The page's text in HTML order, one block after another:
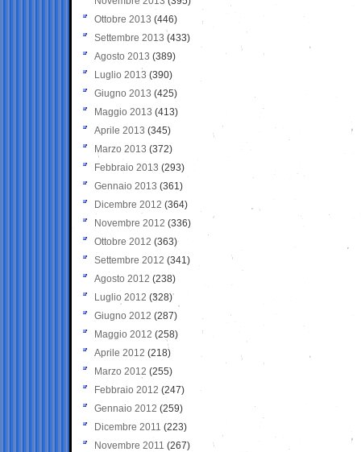
Ottobre 2013 (446)
Settembre 2013 (433)
Agosto 2013 (389)
Luglio 2013 (390)
Giugno 2013 (425)
Maggio 2013 (413)
Aprile 2013 (345)
Marzo 2013 (372)
Febbraio 2013 (293)
Gennaio 2013 (361)
Dicembre 2012 (364)
Novembre 2012 (336)
Ottobre 2012 (363)
Settembre 2012 (341)
Agosto 2012 (238)
Luglio 2012 (328)
Giugno 2012 (287)
Maggio 2012 (258)
Aprile 2012 (218)
Marzo 2012 (255)
Febbraio 2012 (247)
Gennaio 2012 (259)
Dicembre 2011 (223)
Novembre 2011 (267)